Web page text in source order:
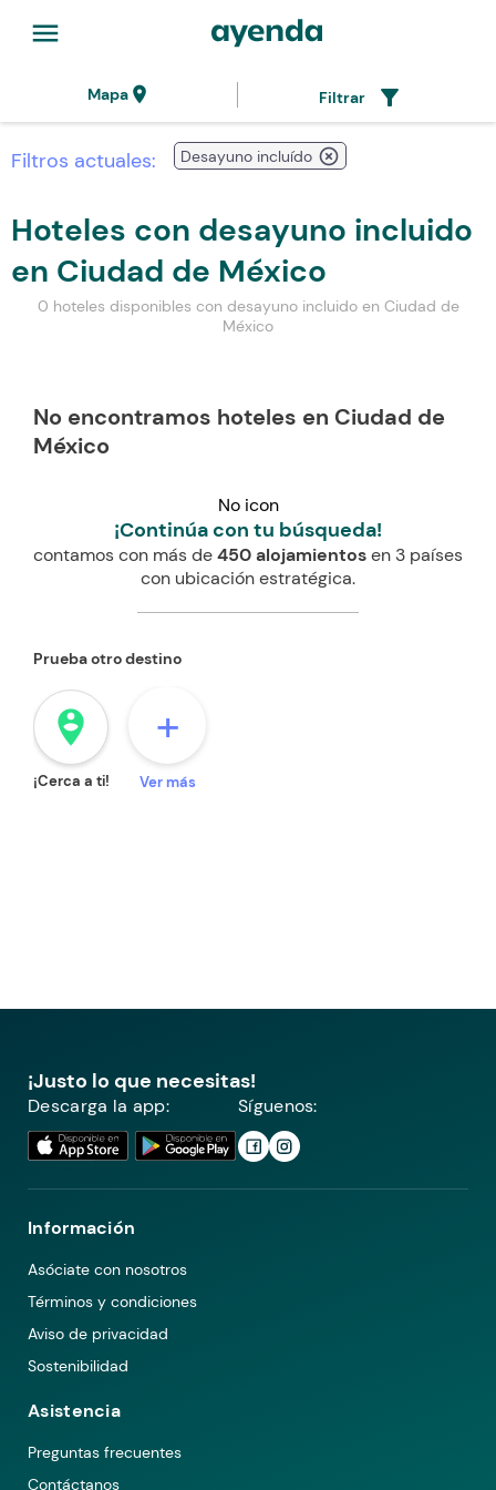
menu
Mapalocation_on Filtrar filter_alt
Filtros actuales: Desayuno incluído highlight_off
Hoteles con desayuno incluido
en Ciudad de México
0 hoteles disponibles con desayuno incluido en Ciudad de
México
No encontramos hoteles en Ciudad de
México
No icon
¡Continúa con tu búsqueda!
contamos con más de450 alojamientosen 3 países
con ubicación estratégica.
Prueba otro destino
person_pin_circle
¡Cerca a ti!
+
Ver más
¡Justo lo que necesitas!
Descarga la app: Síguenos:
Información
Asóciate con nosotros
Términos y condiciones
Aviso de privacidad
Sostenibilidad
Asistencia
Preguntas frecuentes
Contáctanos